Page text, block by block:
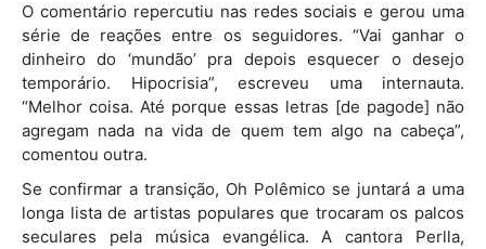
O comentário repercutiu nas redes sociais e gerou uma
série de reações entre os seguidores. “Vai ganhar o
dinheiro do ‘mundão’ pra depois esquecer o desejo
temporário. Hipocrisia”, escreveu uma internauta.
“Melhor coisa. Até porque essas letras [de pagode] não
agregam nada na vida de quem tem algo na cabeça”,
comentou outra.
Se confirmar a transição, Oh Polêmico se juntará a uma
longa lista de artistas populares que trocaram os palcos
seculares pela música evangélica. A cantora Perlla,